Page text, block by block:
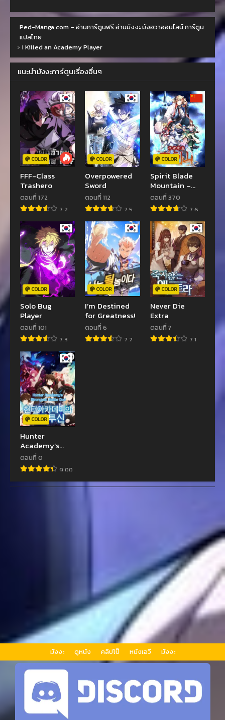
Ped-Manga.com – อ่านการ์ตูนฟรี อ่านมังงะ มังฮวาออนไลน์ การ์ตูน
แปลไทย
› I Killed an Academy Player
แนะนำมังงะการ์ตูนเรื่องอื่นๆ
COLOR
FFF-Class
Trashero
ตอนที่ 172
7.2
COLOR
Overpowered
Sword
ตอนที่ 112
7.5
COLOR
Spirit Blade
Mountain –
หุบเขากระบี่
วิญญาณ
ตอนที่ 370
7.6
COLOR
Solo Bug
Player
ตอนที่ 101
7.3
COLOR
I’m Destined
for Greatness!
ตอนที่ 6
7.2
COLOR
Never Die
Extra
ตอนที่ ?
7.1
COLOR
Hunter
Academy’s
Strongest
Battle God
ตอนที่ 0
9.00
มังงะ ดูหนัง คลิปโป๊ หนังเอวี มังงะ